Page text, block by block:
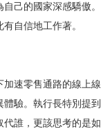
己的國家深感驕傲。
自信地工作著。
加速零售通路的線上線
驗。執行長特別提到
代誰，更該思考的是如